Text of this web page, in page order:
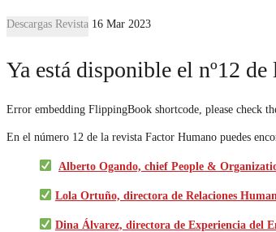
Descargas Revista 16 Mar 2023
Ya está disponible el nº12
Error embedding FlippingBook shortcode, please check
En el número 12 de la revista Factor Humano puedes
Alberto Ogando, chief People &
Lola Ortuño, directora de Relaciones
Dina Álvarez, directora de Experiencia del